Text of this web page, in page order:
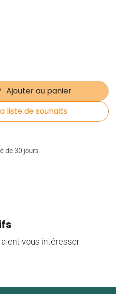
Ajouter au panier
liste de souhaits
de 30 jours
vous intéresser